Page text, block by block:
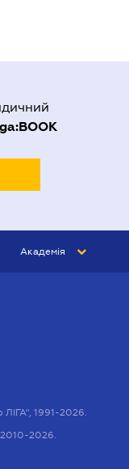
Академія
ЛІГА", 1991-2026.
2010-2026.